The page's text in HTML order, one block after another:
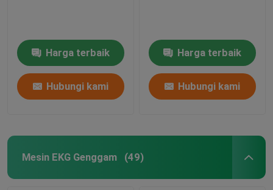
Harga terbaik
Hubungi kami
Harga terbaik
Hubungi kami
Mesin EKG Genggam (49)